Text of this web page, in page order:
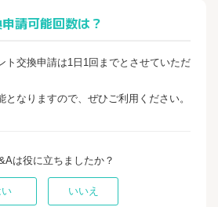
請可能回数は？
ト交換申請は1日1回までとさせていただ
なりますので、ぜひご利用ください。
は役に立ちましたか？
い いいえ